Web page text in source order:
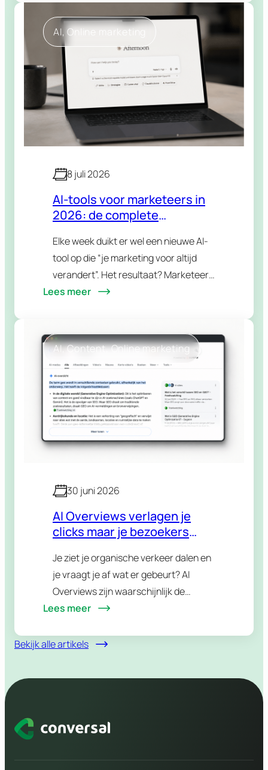
AI, Online marketing
8 juli 2026
AI-tools voor marketeers in
2026: de complete
Elke week duikt er wel een nieuwe AI-
tool op die “je marketing voor altijd
verandert”. Het resultaat? Marketeers
die betalen voor vijf abonnementen, er
Lees meer
AI, Content, Online marketing
30 juni 2026
AI Overviews verlagen je
clicks maar je bezoekers
Je ziet je organische verkeer dalen en
je vraagt je af wat er gebeurt? AI
Overviews zijn waarschijnlijk de
boosdoener. Google plaatst een AI-
zoekresultaten en je bezoeker hoeft…
Lees meer
Bekijk alle artikels